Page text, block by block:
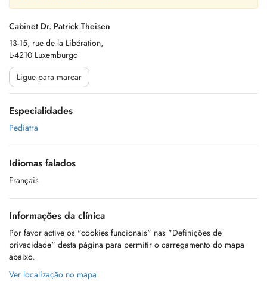
Cabinet Dr. Patrick Theisen
13-15, rue de la Libération,
L-4210 Luxemburgo
Ligue para marcar
Especialidades
Pediatra
Idiomas falados
Français
Informações da clínica
Por favor active os "cookies funcionais" nas "Definições de
privacidade" desta página para permitir o carregamento do mapa
abaixo.
Ver localização no mapa